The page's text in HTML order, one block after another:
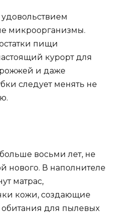
удовольствием
микроорганизмы.
пищи
курорт для
и даже
следует менять не
восьми лет, не
нового. В наполнителе
матрас,
кожи, создающие
для пылевых